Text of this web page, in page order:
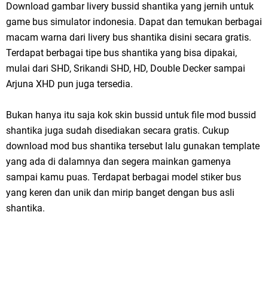
Download gambar livery bussid shantika yang jernih untuk
game bus simulator indonesia. Dapat dan temukan berbagai
macam warna dari livery bus shantika disini secara gratis.
Terdapat berbagai tipe bus shantika yang bisa dipakai,
mulai dari SHD, Srikandi SHD, HD, Double Decker sampai
Arjuna XHD pun juga tersedia.
Bukan hanya itu saja kok skin bussid untuk file mod bussid
shantika juga sudah disediakan secara gratis. Cukup
download mod bus shantika tersebut lalu gunakan template
yang ada di dalamnya dan segera mainkan gamenya
sampai kamu puas. Terdapat berbagai model stiker bus
yang keren dan unik dan mirip banget dengan bus asli
shantika.